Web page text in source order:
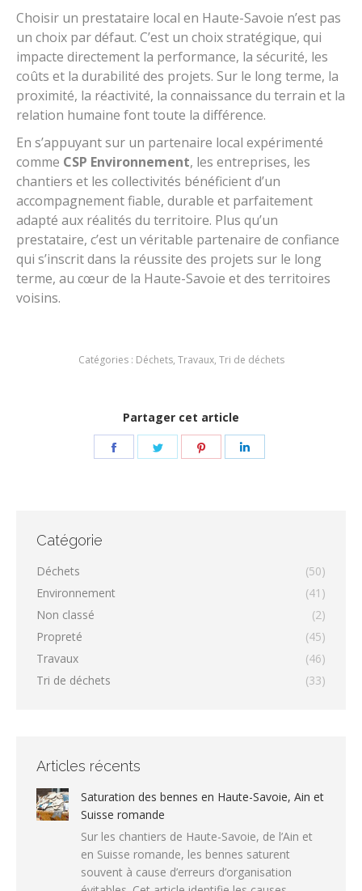
Choisir un prestataire local en Haute-Savoie n’est pas
un choix par défaut. C’est un choix stratégique, qui
impacte directement la performance, la sécurité, les
coûts et la durabilité des projets. Sur le long terme, la
proximité, la réactivité, la connaissance du terrain et la
relation humaine font toute la différence.
En s’appuyant sur un partenaire local expérimenté
comme CSP Environnement, les entreprises, les
chantiers et les collectivités bénéficient d’un
accompagnement fiable, durable et parfaitement
adapté aux réalités du territoire. Plus qu’un
prestataire, c’est un véritable partenaire de confiance
qui s’inscrit dans la réussite des projets sur le long
terme, au cœur de la Haute-Savoie et des territoires
voisins.
Catégories : Déchets, Travaux, Tri de déchets
Partager cet article
Partager Partager Partager
Catégorie
Déchets
(50)
Environnement
(41)
Non classé
(2)
Propreté
(45)
Travaux
(46)
Tri de déchets
(33)
Articles récents
Saturation des bennes en Haute-Savoie, Ain et
Suisse romande
Sur les chantiers de Haute-Savoie, de l’Ain et
en Suisse romande, les bennes saturent
souvent à cause d’erreurs d’organisation